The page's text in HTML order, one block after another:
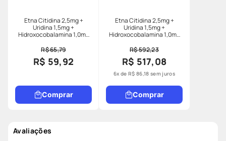
Etna Citidina 2,5mg +
Uridina 1,5mg +
Hidroxocobalamina 1,0mg
R$ 65,79
R$ 59,92
Comprar
Etna Citidina 2,5mg +
Uridina 1,5mg +
Hidroxocobalamina 1,0mg
R$ 592,23
R$ 517,08
6x deR$ 86,18 sem juros
Comprar
Avaliações